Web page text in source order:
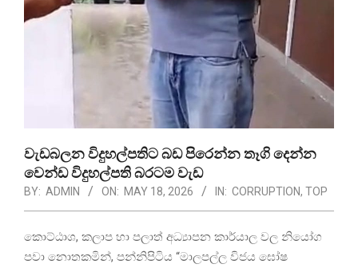
වැඩබලන විදුහල්පතිට බඩ පිරෙන්න තෑගි දෙන්න
වෙන්ඩ විදුහල්පති බරටම වැඩ
BY: ADMIN ON: MAY 18, 2026 IN: CORRUPTION, TOP
කොට්ඨාශ, කලාප හා පලාත් අධ්‍යාපන කාර්යාල වල නියෝග
පවා නොතකමින්, පන්නිපිටිය “මාලපල්ල විජය ඝෝෂ